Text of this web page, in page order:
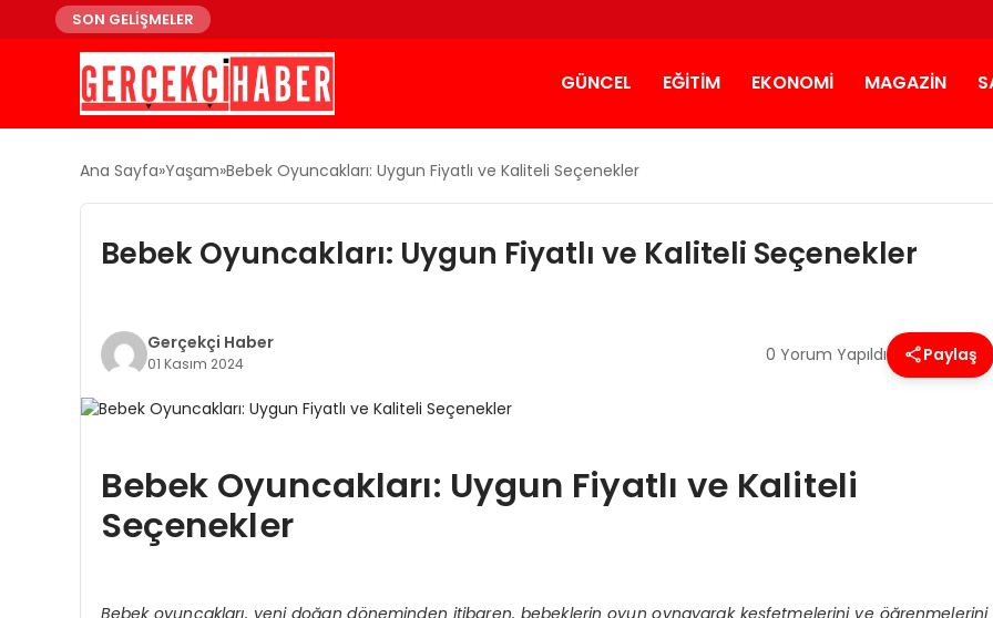
SON GELİŞMELER
GÜNCEL EĞITIM EKONOMI MAGAZIN
Ana Sayfa Yaşam Bebek Oyuncakları: Uygun Fiyatlı ve Kaliteli Seçenekler
Bebek Oyuncakları: Uygun Fiyatlı ve Kaliteli Seçenekler
Gerçekçi Haber
01 Kasım 2024 0 Yorum Yapıldı Paylaş
Bebek Oyuncakları: Uygun Fiyatlı ve Kaliteli
Seçenekler
Bebek oyuncakları, yeni doğan döneminden itibaren, bebeklerin oyun oynayarak keşfetmelerini ve öğrenmelerini